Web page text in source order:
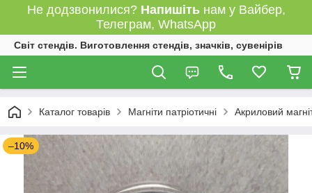
Не додзвонилися? Напишітьнам у Вайбер,
Телеграм, WhatsApp
Світ стендів. Виготовлення стендів, значків, сувенірів
Каталог товарів Магніти патріотичні Акриловий
–10%